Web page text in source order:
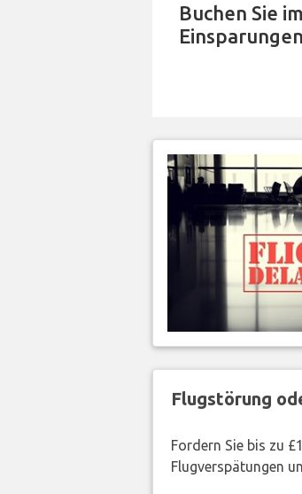
Buchen Sie
Flugstörung
Fordern Sie bis zu
Flugverspätungen